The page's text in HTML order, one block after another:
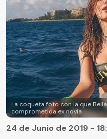
La coqueta foto con la que
comprometida ex novia
24 de Junio de 2019 -